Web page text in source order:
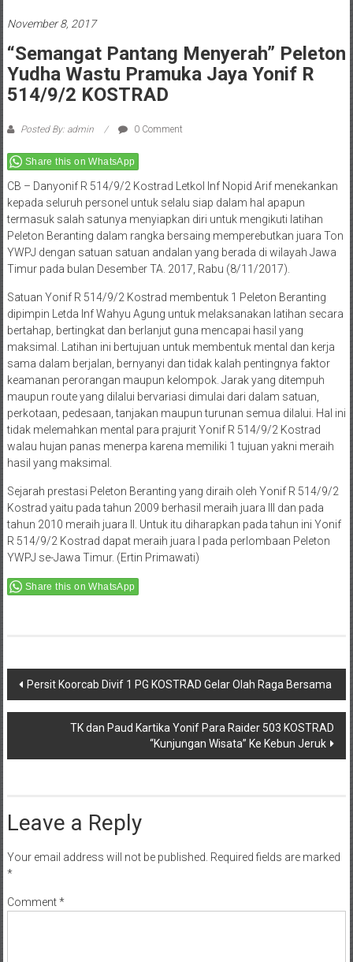
November 8, 2017
“Semangat Pantang Menyerah” Peleton
Yudha Wastu Pramuka Jaya Yonif R
514/9/2 KOSTRAD
Posted By: admin 0 Comment
Share this on WhatsApp
CB – Danyonif R 514/9/2 Kostrad Letkol Inf Nopid Arif menekankan
kepada seluruh personel untuk selalu siap dalam hal apapun
termasuk salah satunya menyiapkan diri untuk mengikuti latihan
Peleton Beranting dalam rangka bersaing memperebutkan juara Ton
YWPJ dengan satuan satuan andalan yang berada di wilayah Jawa
Timur pada bulan Desember TA. 2017, Rabu (8/11/2017).
Satuan Yonif R 514/9/2 Kostrad membentuk 1 Peleton Beranting
dipimpin Letda Inf Wahyu Agung untuk melaksanakan latihan secara
bertahap, bertingkat dan berlanjut guna mencapai hasil yang
maksimal. Latihan ini bertujuan untuk membentuk mental dan kerja
sama dalam berjalan, bernyanyi dan tidak kalah pentingnya faktor
keamanan perorangan maupun kelompok. Jarak yang ditempuh
maupun route yang dilalui bervariasi dimulai dari dalam satuan,
perkotaan, pedesaan, tanjakan maupun turunan semua dilalui. Hal ini
tidak melemahkan mental para prajurit Yonif R 514/9/2 Kostrad
walau hujan panas menerpa karena memiliki 1 tujuan yakni meraih
hasil yang maksimal.
Sejarah prestasi Peleton Beranting yang diraih oleh Yonif R 514/9/2
Kostrad yaitu pada tahun 2009 berhasil meraih juara III dan pada
tahun 2010 meraih juara II. Untuk itu diharapkan pada tahun ini Yonif
R 514/9/2 Kostrad dapat meraih juara I pada perlombaan Peleton
YWPJ se-Jawa Timur. (Ertin Primawati)
Share this on WhatsApp
Post
navigation
Persit Koorcab Divif 1 PG KOSTRAD Gelar Olah Raga Bersama
TK dan Paud Kartika Yonif Para Raider 503 KOSTRAD
“Kunjungan Wisata” Ke Kebun Jeruk
Leave a Reply
Your email address will not be published. Required fields are marked
*
Comment*